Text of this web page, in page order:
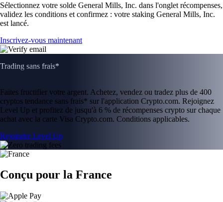
Sélectionnez votre solde General Mills, Inc. dans l'onglet récompenses,
validez les conditions et confirmez : votre staking General Mills, Inc.
est lancé.
Inscrivez-vous maintenant
Trading sans frais*
Faites fructifier votre argent. Achetez, vendez ou tradez plus de 400
cryptos tendance sans frais* sur l'application Crypto.com. Rejoignez
Level Up et profitez de jusqu'à 6 % de récompenses crypto sur chaque
achat avec la carte Visa Crypto.com. Conditions applicables.
Rejoindre Level Up
Conçu pour la France